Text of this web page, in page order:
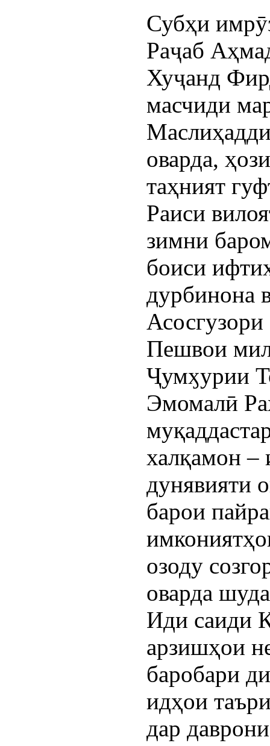
Субҳи
Раҷаб
Хуҷанд
масчиди
оварда,
таҳният
Раиси
зимни
боиси
дурбинона
Пешвои
Ҷумӽурии
Эмомалӣ
халқамон –
дунявияти
барои
озоду
оварда
Иди саиди
арзишҳои
баробари
идҳои
дар